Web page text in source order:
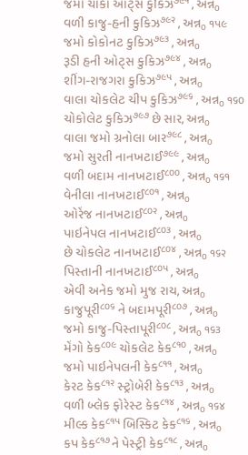
જમોચોકો ઓટ્સ કુકિઝ , અન્ન૦
વળી કાજુ-હની કુકિઝ૭૯૨ , અન્ન૦ ૧૫૯
જમો કોકોનટ કુકિઝ૭૯૩ , અન્ન૦
રૂડીહની ઓટ્સ કુકિઝ૭૯૪ , અન્ન૦
શીંગ-રાજગરા કુકિઝ૭૯૫ , અન્ન૦
વાલાચોકલેટ ચીપ કુકિઝ૭૯૬ , અન્ન૦ ૧૬૦
ચોકોલેટ કુકિઝ૭૯૭ છે સાર, અન્ન૦
વાલા જમોગ્રનોલા બાર૭૯૮ , અન્ન૦
જમોસુરતી નાનખટાઈ૭૯૯ , અન્ન૦
વળી બદામ નાનખટાઈ૮૦૦ , અન્ન૦ ૧૬૧
વેનીલા નાનખટાઈ૮૦૧ , અન્ન૦
ઓરેંજ નાનખટાઈ૮૦૨ , અન્ન૦
પાઇનેપલ નાનખટાઈ૮૦૩ , અન્ન૦
છેચોકલેટ નાનખટાઈ૮૦૪ , અન્ન૦ ૧૬૨
પિસ્તાની નાનખટાઈ૮૦૫ , અન્ન૦
એવી અનેક જમો મુજ રાય, અન્ન૦
કાજુપૂરી૮૦૬ ને બદામપૂરી૮૦૭ , અન્ન૦
જમો કાજુ-પિસ્તાપૂરી૮૦૮ , અન્ન૦ ૧૬૩
મેંગો કેક૮૦૯ ચોકલેટ કેક૮૧૦ , અન્ન૦
જમોપાઇનેપલની કેક૮૧૧ , અન્ન૦
કેરટ કેક૮૧૨ સ્ટ્રોબેરી કેક૮૧૩ , અન્ન૦
વળી બ્લેક ફોરેસ્ટ કેક૮૧૪ , અન્ન૦ ૧૬૪
મીલ્ક કેક૮૧૫ બિસ્કિટ કેક૮૧૬ , અન્ન૦
કપ કેક૮૧૭નેપેસ્ટ્રી કેક૮૧૮ , અન્ન૦